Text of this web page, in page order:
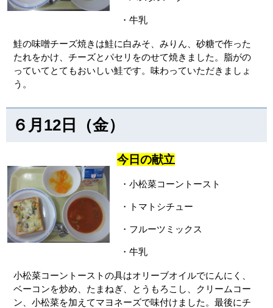
・牛乳
鮭の味噌チーズ焼きは鮭に白みそ、みりん、砂糖で作った
たれをかけ、チーズとパセリをのせて焼きました。脂がの
っていてとてもおいしい鮭です。味わっていただきましょ
う。
６月12日（金）
今日の献立
・小松菜コーントースト
・トマトシチュー
・フルーツミックス
・牛乳
小松菜コーントーストの具はオリーブオイルでにんにく、
ベーコンを炒め、たまねぎ、とうもろこし、クリームコー
ン、小松菜を加えてマヨネーズで味付けました。最後にチ